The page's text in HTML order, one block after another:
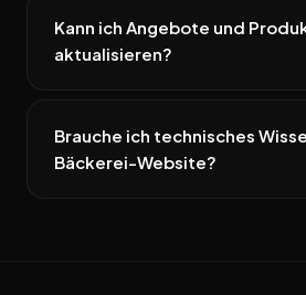
Kann ich Angebote und
aktualisieren?
Brauche ich technisches
Bäckerei-Website?